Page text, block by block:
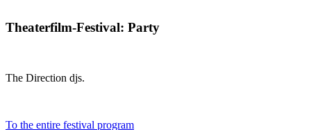
Theaterfilm-Festival: Party
The Direction djs.
To the entire festival program